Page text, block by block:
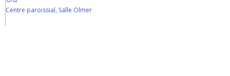
Centre paroissial, Salle Olmer